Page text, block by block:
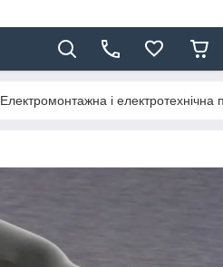
Електромонтажна і електротехнічна